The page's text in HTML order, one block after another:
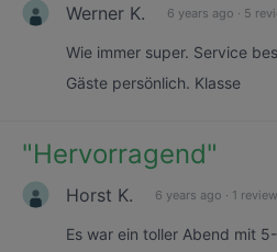
Werner K. 6 years ago · 5
Wie immer super. Service
Gäste persönlich. Klasse
"Hervorragend"
Horst K. 6 years ago · 1 review
Es war ein toller Abend mit